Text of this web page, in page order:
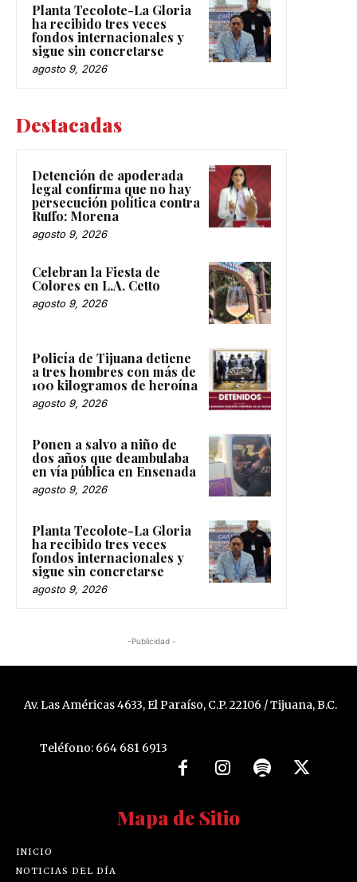
Planta Tecolote-La Gloria
ha recibido tres veces
fondos internacionales y
sigue sin concretarse
agosto 9, 2026
Destacadas
Detención de apoderada
legal confirma que no hay
persecución política contra
Ruffo: Morena
agosto 9, 2026
Celebran la Fiesta de
Colores en L.A. Cetto
agosto 9, 2026
Policía de Tijuana detiene
a tres hombres con más de
100 kilogramos de heroína
agosto 9, 2026
Ponen a salvo a niño de
dos años que deambulaba
en vía pública en Ensenada
agosto 9, 2026
Planta Tecolote-La Gloria
ha recibido tres veces
fondos internacionales y
sigue sin concretarse
agosto 9, 2026
-Publicidad -
Av. Las Américas 4633, El Paraíso, C.P. 22106 / Tijuana, B.C.
Teléfono: 664 681 6913
Mapa de Sitio
INICIO
NOTICIAS DEL DÍA